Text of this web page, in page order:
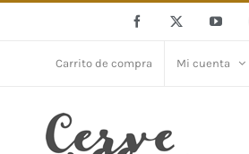
contenido
Facebook
Carrito de compra Mi cuenta